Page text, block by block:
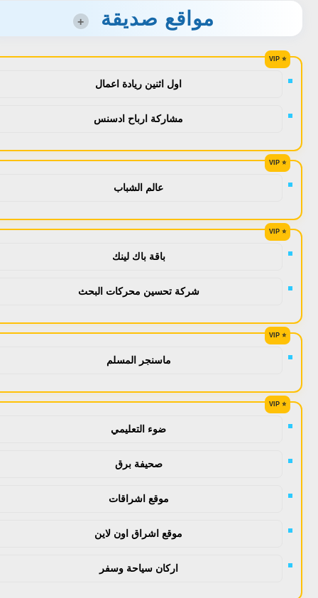
مواقع صديقة +
اول اثنين ريادة اعمال
مشاركة ارباح ادسنس
عالم الشباب
باقة باك لينك
شركة تحسين محركات البحث
ماسنجر المسلم
ضوء التعليمي
صحيفة برق
موقع اشراقات
موقع اشراق اون لاين
اركان سياحة وسفر